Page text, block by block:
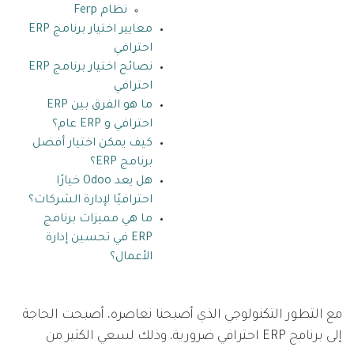
نظام Ferp
معايير اختيار برنامج ERP
احترافي
نصائح اختيار برنامج ERP
احترافي
ما هو الفرق بين ERP
احترافي و ERP عام؟
كيف يمكن اختيار أفضل
برنامج ERP؟
هل يعد Odoo خيارًا
احترافيًا لإدارة الشركات؟
ما هي مميزات برنامج
ERP في تحسين إدارة
الأعمال؟
مع التطور التكنولوجي الذي أصبحنا نعاصره، أصبحت الحاجة
إلى برنامج ERP احترافي ضرورية، وذلك لسعي الكثير من